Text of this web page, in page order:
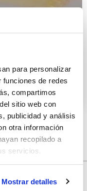
para personalizar
de redes
compartimos
sitio web con
publicidad y análisis
otra información
recopilado a
servicios.
Mostrar detalles
de Bonito